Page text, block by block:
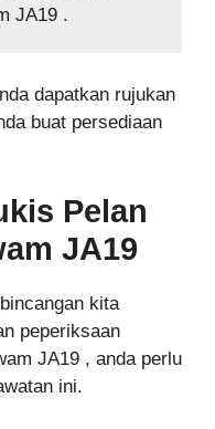
JA19 .
dapatkan rujukan
buat persediaan
Pelan
JA19
kita
peperiksaan
JA19 , anda perlu
ini.